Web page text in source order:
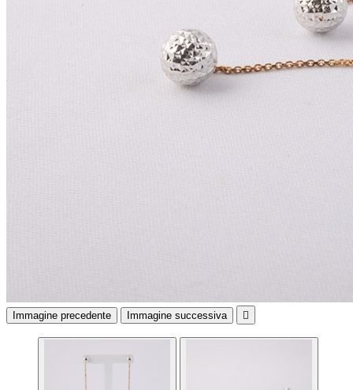
Immagine precedente Immagine successiva 